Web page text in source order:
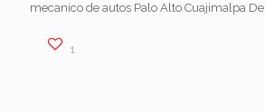
mecanico de autos Palo Alto Cuajimalpa
1